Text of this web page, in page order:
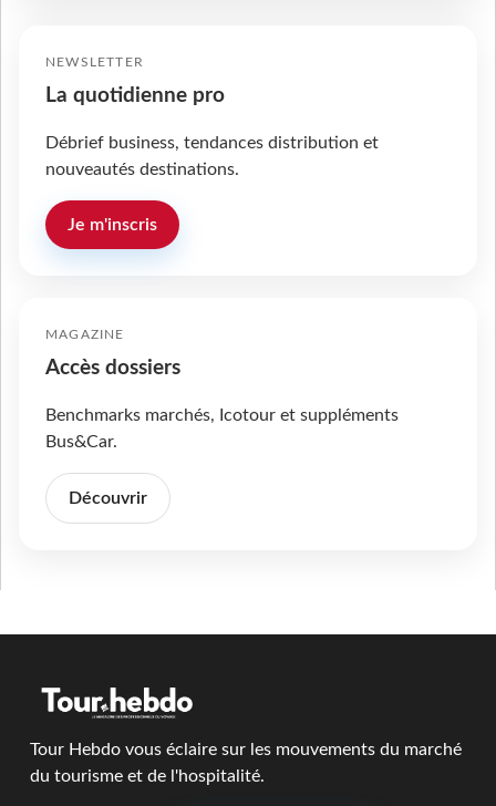
NEWSLETTER
La quotidienne pro
Débrief business, tendances distribution et
nouveautés destinations.
Je m'inscris
MAGAZINE
Accès dossiers
Benchmarks marchés, Icotour et suppléments
Bus&Car.
Découvrir
Tour Hebdo vous éclaire sur les mouvements du marché
du tourisme et de l'hospitalité.